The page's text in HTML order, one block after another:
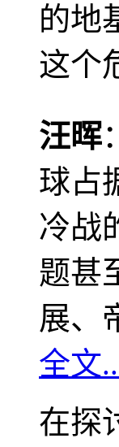
的地
这个
汪晖
球占
冷战
题甚
展、
全文
在探